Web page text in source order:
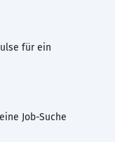
für ein
Job-Suche